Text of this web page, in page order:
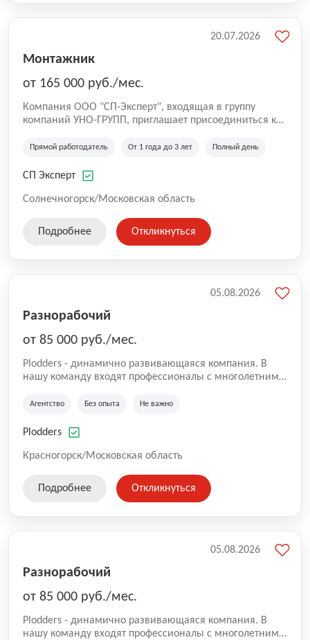
Монтажник
от 165 000 руб./мес.
Компания ООО "СП-Эксперт", входящая в группу
компаний УНО-ГРУПП, приглашает присоединиться к
работаем на рынке с 2005 года и оказываем комплекс
зданий из гибридных модульных блоков свободной
гибридно-модульного строительства.
Прямой работодатель От 1 года до 3 лет Полный день
СП Эксперт
Солнечногорск/Московская область
20.07.2026
Подробнее Откликнуться
Разнорабочий
от 85 000 руб./мес.
Plodders - динамично развивающаяся компания. В
нашу команду входят профессионалы с многолетним
на рынке аутсорсинга, а накопленный опыт позволяют
оказываемых услуг.
Агентство Без опыта Не важно
Plodders
Красногорск/Московская область
05.08.2026
Подробнее Откликнуться
Разнорабочий
от 85 000 руб./мес.
Plodders - динамично развивающаяся компания. В
нашу команду входят профессионалы с многолетним
05.08.2026